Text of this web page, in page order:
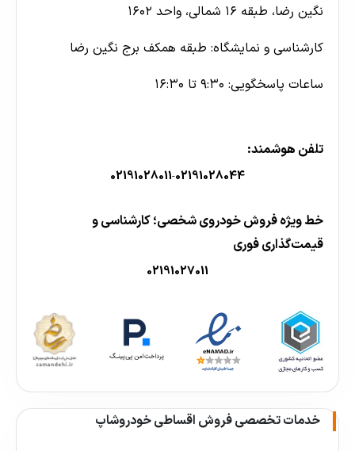
نگین رضا، طبقه ۱۶ شمالی، واحد ۱۶۰۲
کارشناسی و نمایشگاه: طبقه همکف برج نگین رضا
ساعات پاسخگویی: ۹:۳۰ تا ۱۶:۳۰
تلفن هوشمند:
02191028011-02191028044
خط ویژه فروش خودروی شخصی؛ کارشناسی و
قیمت‌گذاری فوری
02191027011
خدمات تخصصی فروش اقساطی خودروشاپ